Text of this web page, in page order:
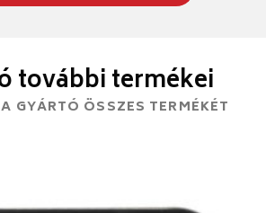
további termékei
GYÁRTÓ ÖSSZES TERMÉKÉT